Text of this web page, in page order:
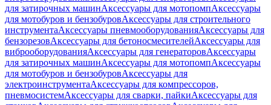
для затирочных машинАксессуары для мотопомпАксессуары
для мотобуров и бензобуровАксессуары для строительного
инструментаАксессуары пневмооборудованияАксессуары для
бензорезовАксессуары для бетоносмесителейАксессуары для
виброоборудованияАксессуары для генераторовАксессуары
для затирочных машинАксессуары для мотопомпАксессуары
для мотобуров и бензобуровАксессуары для
электроинструментаАксессуары для компрессоров,
пневмосистемАксессуары для сварки, пайкиАксессуары для